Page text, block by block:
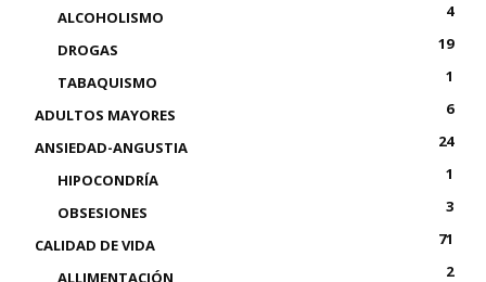
ALCOHOLISMO
4
DROGAS
19
TABAQUISMO
1
ADULTOS MAYORES
6
ANSIEDAD-ANGUSTIA
24
HIPOCONDRÍA
1
OBSESIONES
3
CALIDAD DE VIDA
71
ALLIMENTACIÓN
2